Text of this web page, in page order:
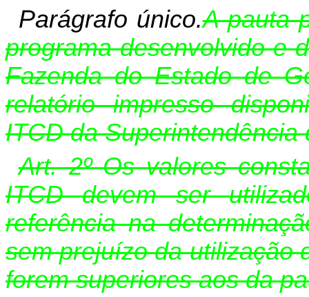
Parágrafo único.A pauta
programa desenvolvido e
Fazenda do Estado de
relatório impresso
ITCD da
Art. 2º Os valores
ITCD devem ser
referência na
sem prejuízo da utilização
forem superiores aos da